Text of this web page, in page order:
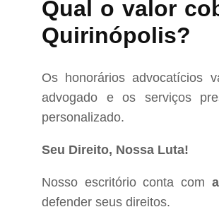
Qual o valor
Quirinópolis?
Os honorários advocatícios
advogado e os serviços
personalizado.
Seu Direito, Nossa Luta!
Nosso escritório conta com
defender seus direitos.